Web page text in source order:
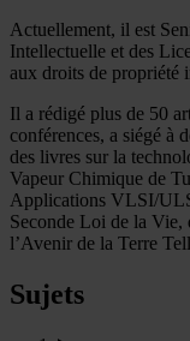
Actuellement, il est
Intellectuelle et des
aux droits de propriété
Il a rédigé plus de 50
conférences, a siégé à
des livres sur la
Vapeur Chimique de
Applications VLSI/
Seconde Loi de la Vie,
l’Avenir de la Terre
Sujets